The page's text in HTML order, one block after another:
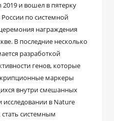
и вошел в пятерку
по системной
награждения
В последние несколько
разработкой
генов, которые
маркеры
внутри смешанных
исследовании в Nature
системным